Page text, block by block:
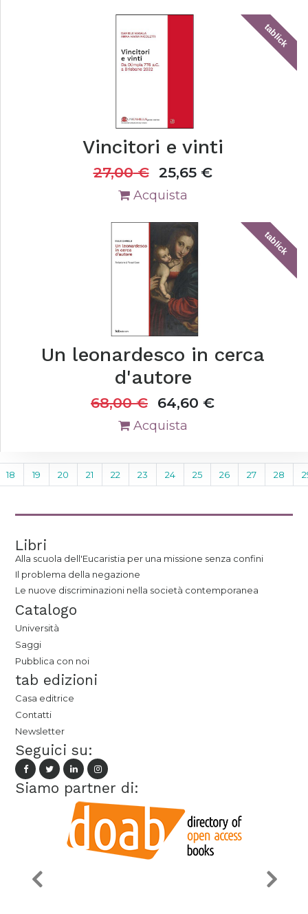
tablick
Vincitori e vinti
27,00€ 25,65€
Acquista
tablick
Un leonardesco in cerca
d'autore
68,00€ 64,60 €
Acquista
18 19 20 21 22 23 24 25 26 27 28
Libri
Alla scuola dell'Eucaristia per una missione senza confini
Il problema della negazione
Le nuove discriminazioni nella società contemporanea
Catalogo
Università
Saggi
Pubblica con noi
tab edizioni
Casa editrice
Contatti
Newsletter
Seguici su:
Siamo partner di: